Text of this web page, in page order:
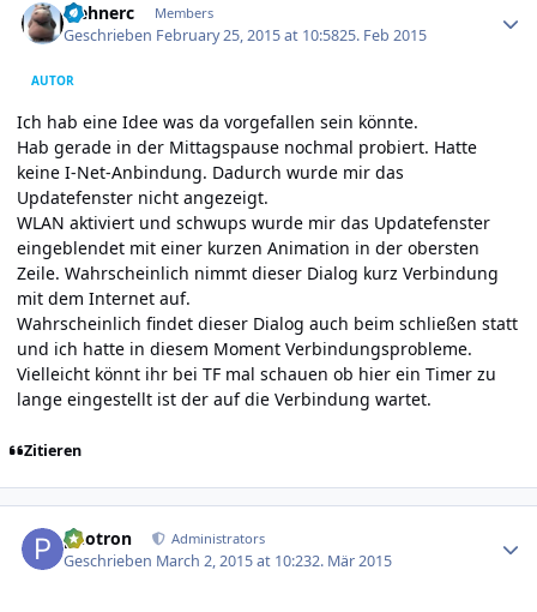
wehnerc Members
Geschrieben February 25, 2015 at 10:5825. Feb 2015
AUTOR
Ich hab eine Idee was da vorgefallen sein könnte.
Hab gerade in der Mittagspause nochmal probiert. Hatte
keine I-Net-Anbindung. Dadurch wurde mir das
Updatefenster nicht angezeigt.
WLAN aktiviert und schwups wurde mir das Updatefenster
eingeblendet mit einer kurzen Animation in der obersten
Zeile. Wahrscheinlich nimmt dieser Dialog kurz Verbindung
mit dem Internet auf.
Wahrscheinlich findet dieser Dialog auch beim schließen statt
und ich hatte in diesem Moment Verbindungsprobleme.
Vielleicht könnt ihr bei TF mal schauen ob hier ein Timer zu
lange eingestellt ist der auf die Verbindung wartet.
Zitieren
photron Administrators
Geschrieben March 2, 2015 at 10:232. Mär 2015